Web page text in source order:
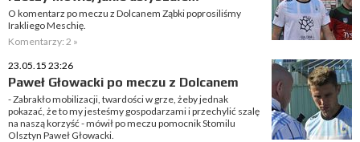
O komentarz po meczu z Dolcanem Ząbki poprosiliśmy
Irakliego Meschię.
Komentarzy: 2 »
23.05.15 23:26
Paweł Głowacki po meczu z Dolcanem
- Zabrakło mobilizacji, twardości w grze, żeby jednak
pokazać, że to my jesteśmy gospodarzami i przechylić szalę
na naszą korzyść - mówił po meczu pomocnik Stomilu
Olsztyn Paweł Głowacki.